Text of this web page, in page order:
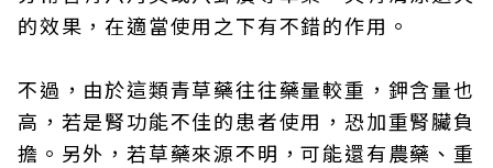
的效果，在適當使用之下有不錯的作用。
不過，由於這類青草藥往往藥量較重，鉀含量也
高，若是腎功能不佳的患者使用，恐加重腎臟負
擔。另外，若草藥來源不明，可能還有農藥、重